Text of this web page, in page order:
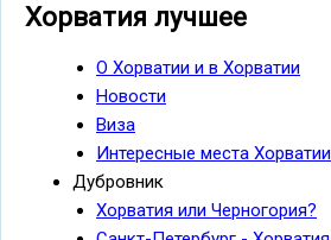
Хорватия лучшее
О Хорватии и в Хорватии
Новости
Виза
Интересные места Хорватии
Дубровник
Хорватия или Черногория?